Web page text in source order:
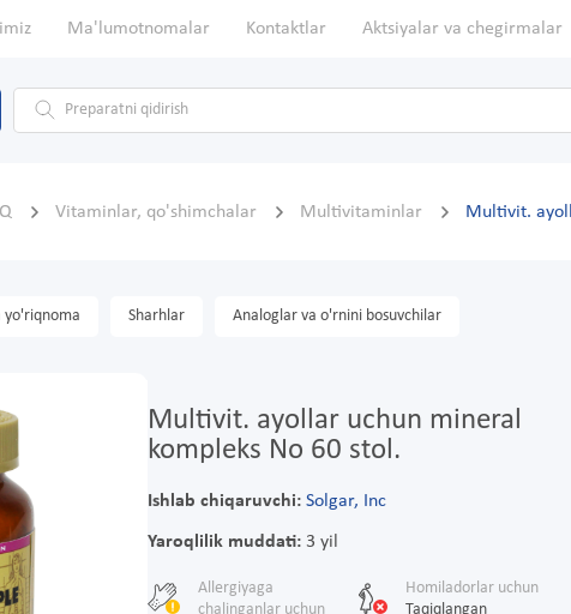
Ma'lumotnomalar Kontaktlar Aktsiyalar va chegirmalar
Vitaminlar, qo'shimchalar Multivitaminlar Multivit.
yo'riqnoma Sharhlar Analoglar va o'rnini bosuvchilar
Multivit. ayollar uchun mineral
kompleks No 60 stol.
Ishlab chiqaruvchi: Solgar, Inc
Yaroqlilik muddati:3 yil
Allergiyaga
chalinganlar uchun
Homiladorlar uchun
Taqiqlangan